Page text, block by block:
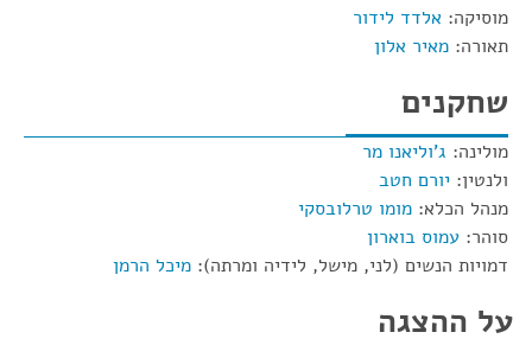
מוסיקה: אלדד לידור
תאורה: מאיר אלון
שחקנים
מולינה: ג'וליאנו מר
ולנטין: יורם חטב
מנהל הכלא: מומו טרלובסקי
סוהר: עמוס בוארון
דמויות הנשים (לני, מישל, לידיה ומרתה): מיכל הרמן
על ההצגה